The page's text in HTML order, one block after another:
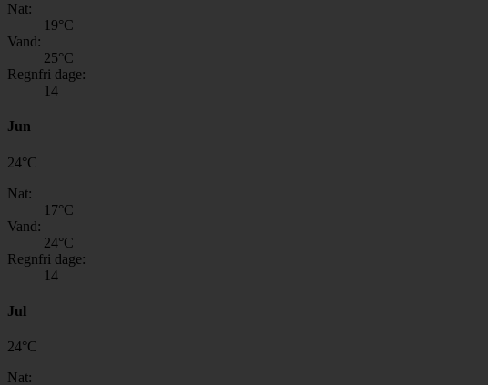
Nat:
19°C
Vand:
25°C
Regnfri dage:
14
Jun
24°C
Nat:
17°C
Vand:
24°C
Regnfri dage:
14
Jul
24°C
Nat: